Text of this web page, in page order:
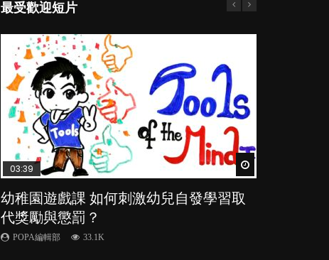
最受歡迎短片
03:39
幼稚園遊戲課 如何刺激幼兒自發學習取
代獎勵與懲罰？
POPA編輯部 33.1K
04:59
幼兒playgroup真係玩耍中學習？研究指
BB 15個月大前上堂不見效果
POPA編輯部 47.1K
03:02
老公患產後憂鬱症對BB的影響
POPA編輯部 15.9K
04:18
凡事以BB為中心，就係好爸媽？｜別忽
視父母的身心虛耗
POPA編輯部 31.5K
04:06
全職好？在職好？｜全職媽媽與在職媽媽
的壓力與價值
POPA編輯部 25.8K